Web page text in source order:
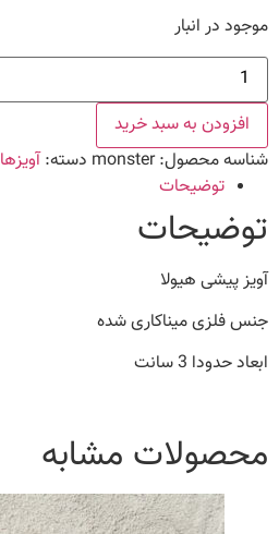
موجود در انبار
آویز
پیشی
هیولا
عددافزودن به سبد خرید
شناسه محصول:monster دسته:آویزها
توضیحات
توضیحات
آویز پیشی هیولا
جنس فلزی میناکاری شده
ابعاد حدودا 3 سانت
محصولات مشابه